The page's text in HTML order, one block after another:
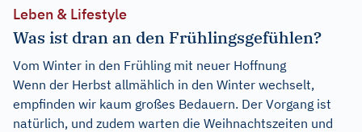
Leben & Lifestyle
Was ist dran an den Frühlingsgefühlen?
Vom Winter in den Frühling mit neuer Hoffnung
Wenn der Herbst allmählich in den Winter wechselt,
empfinden wir kaum großes Bedauern. Der Vorgang ist
natürlich, und zudem warten die Weihnachtszeiten und